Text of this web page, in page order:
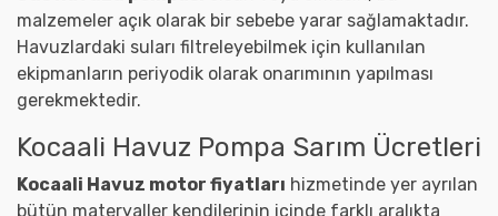
malzemeler açık olarak bir sebebe yarar sağlamaktadır.
Havuzlardaki suları filtreleyebilmek için kullanılan
ekipmanların periyodik olarak onarımının yapılması
gerekmektedir.
Kocaali Havuz Pompa Sarım Ücretleri
Kocaali Havuz motor fiyatları hizmetinde yer ayrılan
bütün materyaller kendilerinin içinde farklı aralıkta